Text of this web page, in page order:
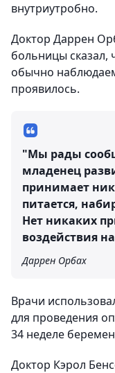
внутриутробно.
Доктор Даррен
больницы сказал,
обычно
проявилось.
"Мы рады
младенец
принимает
питается,
Нет никаких
воздействия
Даррен Орбах
Врачи
для проведения
34 неделе
Доктор Кэрол